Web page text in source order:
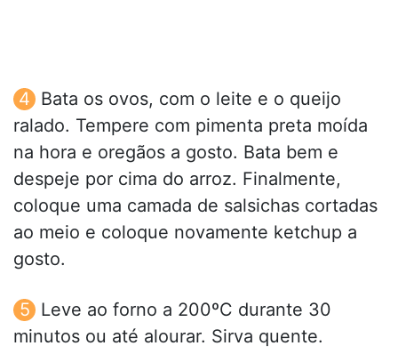
Bata os ovos, com o leite e o queijo
ralado. Tempere com pimenta preta moída
na hora e oregãos a gosto. Bata bem e
despeje por cima do arroz. Finalmente,
coloque uma camada de salsichas cortadas
ao meio e coloque novamente ketchup a
gosto.
Leve ao forno a 200ºC durante 30
minutos ou até alourar. Sirva quente.